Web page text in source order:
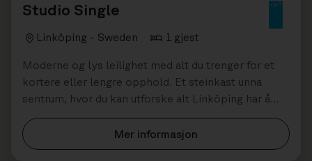
Studio Single
Linköping - Sweden 1 gjest
Moderne og lys leilighet med alt du trenger for et
kortere eller lengre opphold. Et steinkast unna
sentrum, hvor du kan utforske alt Linköping har å
tilby. Perfekt for folk som reiser alene...
Mer informasjon